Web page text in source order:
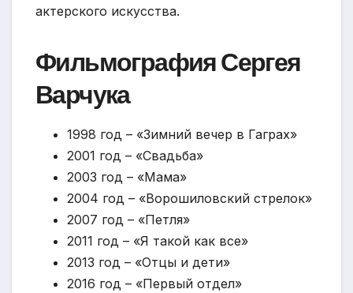
актерского искусства.
Фильмография Сергея
Варчука
1998 год – «Зимний вечер в Гаграх»
2001 год – «Свадьба»
2003 год – «Мама»
2004 год – «Ворошиловский стрелок»
2007 год – «Петля»
2011 год – «Я такой как все»
2013 год – «Отцы и дети»
2016 год – «Первый отдел»